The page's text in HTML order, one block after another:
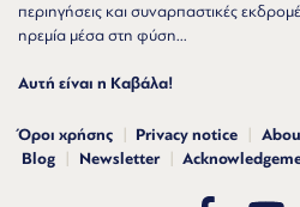
περιηγήσεις και συναρπαστικές
ηρεμία μέσα στη φύση...
Αυτή είναι η Καβάλα!
Όροι χρήσης Privacy notice
Blog
Newsletter